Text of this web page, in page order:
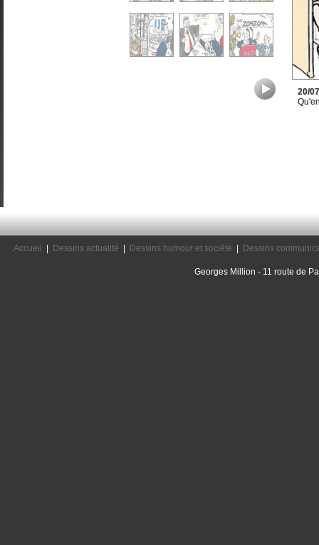
20/
Accueil Dessins actualité Dessins humour et société Dessins
Georges Million - 11 route de